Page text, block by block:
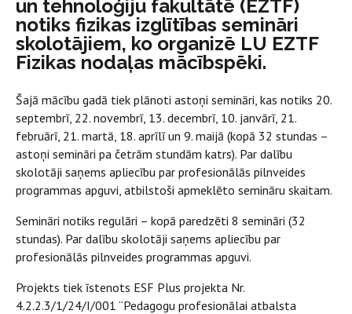
un tehnoloģiju fakultātē (EZTF)
notiks fizikas izglītības semināri
skolotājiem, ko organizē LU EZTF
Fizikas nodaļas mācībspēki.
Šajā mācību gadā tiek plānoti astoņi semināri, kas notiks 20.
septembrī, 22. novembrī, 13. decembrī, 10. janvārī, 21.
februārī, 21. martā, 18. aprīlī un 9. maijā (kopā 32 stundas –
astoņi semināri pa četrām stundām katrs). Par dalību
skolotāji saņems apliecību par profesionālās pilnveides
programmas apguvi, atbilstoši apmeklēto semināru skaitam.
Semināri notiks regulāri – kopā paredzēti 8 semināri (32
stundas). Par dalību skolotāji saņems apliecību par
profesionālās pilnveides programmas apguvi.
Projekts tiek īstenots ESF Plus projekta Nr.
4.2.2.3/1/24/I/001 “Pedagogu profesionālai atbalsta